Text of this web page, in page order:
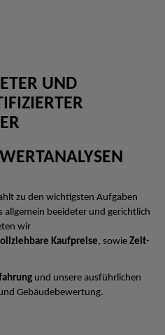
UND
zu den wichtigsten Aufgaben
beeideter und gerichtlich
wir
Kaufpreise, sowie Zeit-
und unsere ausführlichen
Gebäudebewertung.